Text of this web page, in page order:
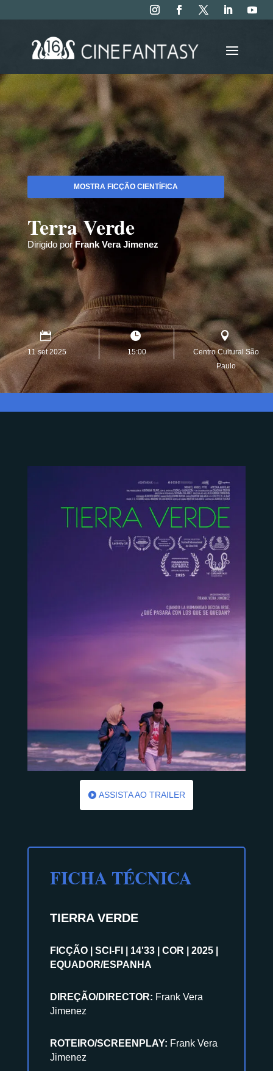
MOSTRA FICÇÃO CIENTÍFICA
Terra Verde
Dirigido por Frank Vera Jimenez
11 set 2025 15:00
Centro Cultural São
Paulo
ASSISTA AO TRAILER
FICHA TÉCNICA
TIERRA VERDE
FICÇÃO | SCI-FI | 14'33 | COR | 2025 |
EQUADOR/ESPANHA
DIREÇÃO/DIRECTOR: Frank Vera
Jimenez
ROTEIRO/SCREENPLAY: Frank Vera
Jimenez